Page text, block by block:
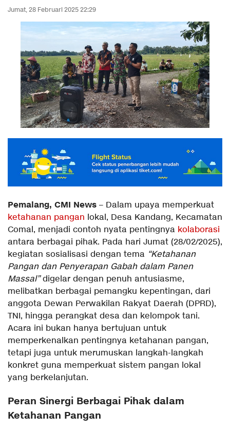
Jumat, 28 Februari 2025 22:29
Pemalang, CMI News – Dalam upaya memperkuat
ketahanan pangan lokal, Desa Kandang, Kecamatan
Comal, menjadi contoh nyata pentingnya kolaborasi
antara berbagai pihak. Pada hari Jumat (28/02/2025),
kegiatan sosialisasi dengan tema “Ketahanan
Pangan dan Penyerapan Gabah dalam Panen
Massal”digelar dengan penuh antusiasme,
melibatkan berbagai pemangku kepentingan, dari
anggota Dewan Perwakilan Rakyat Daerah (DPRD),
TNI, hingga perangkat desa dan kelompok tani.
Acara ini bukan hanya bertujuan untuk
memperkenalkan pentingnya ketahanan pangan,
tetapi juga untuk merumuskan langkah-langkah
konkret guna memperkuat sistem pangan lokal
yang berkelanjutan.
Peran Sinergi Berbagai Pihak dalam
Ketahanan Pangan